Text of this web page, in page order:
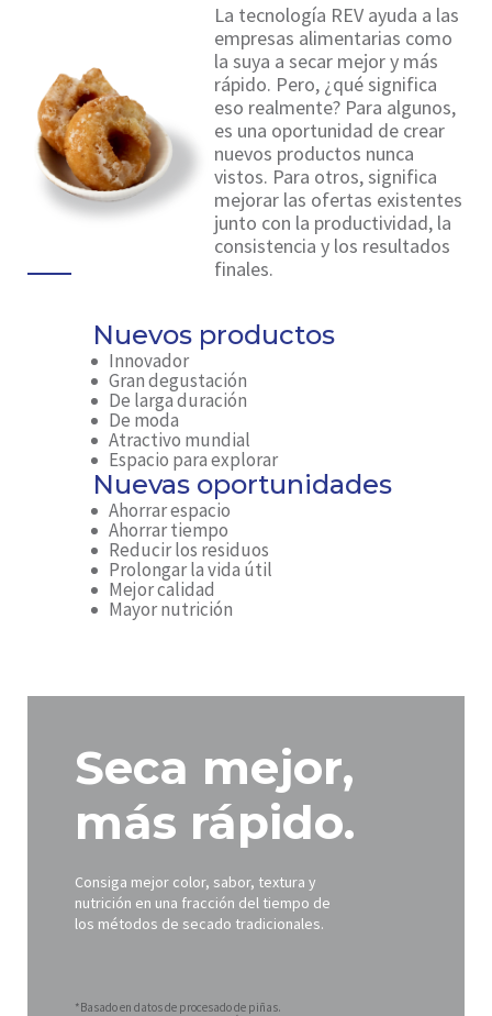
La tecnología REV ayuda a las
empresas alimentarias como
la suya a secar mejor y más
rápido. Pero, ¿qué significa
eso realmente? Para algunos,
es una oportunidad de crear
nuevos productos nunca
vistos. Para otros, significa
mejorar las ofertas existentes
junto con la productividad, la
consistencia y los resultados
finales.
Nuevos productos
Innovador
Gran degustación
De larga duración
De moda
Atractivo mundial
Espacio para explorar
Nuevas oportunidades
Ahorrar espacio
Ahorrar tiempo
Reducir los residuos
Prolongar la vida útil
Mejor calidad
Mayor nutrición
Seca mejor,
más rápido.
Consiga mejor color, sabor, textura y
nutrición en una fracción del tiempo de
los métodos de secado tradicionales.
*Basado en datos de procesado de piñas.